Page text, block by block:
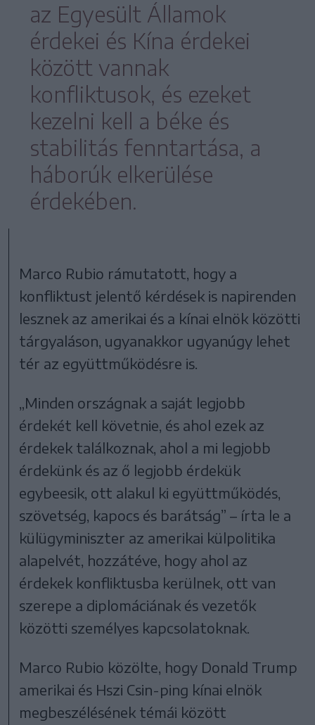
az Egyesült Államok
érdekei és Kína érdekei
között vannak
konfliktusok, és ezeket
kezelni kell a béke és
stabilitás fenntartása, a
háborúk elkerülése
érdekében.
Marco Rubio rámutatott, hogy a
konfliktust jelentő kérdések is napirenden
lesznek az amerikai és a kínai elnök közötti
tárgyaláson, ugyanakkor ugyanúgy lehet
tér az együttműködésre is.
„Minden országnak a saját legjobb
érdekét kell követnie, és ahol ezek az
érdekek találkoznak, ahol a mi legjobb
érdekünk és az ő legjobb érdekük
egybeesik, ott alakul ki együttműködés,
szövetség, kapocs és barátság” – írta le a
külügyminiszter az amerikai külpolitika
alapelvét, hozzátéve, hogy ahol az
érdekek konfliktusba kerülnek, ott van
szerepe a diplomáciának és vezetők
közötti személyes kapcsolatoknak.
Marco Rubio közölte, hogy Donald Trump
amerikai és Hszi Csin-ping kínai elnök
megbeszélésének témái között